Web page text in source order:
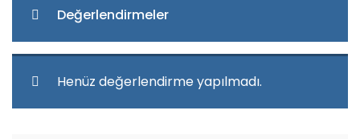
Değerlendirmeler
Henüz değerlendirme yapılmadı.